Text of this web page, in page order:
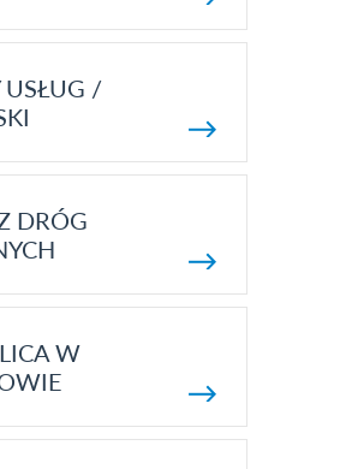
USŁUG /
DRÓG
W